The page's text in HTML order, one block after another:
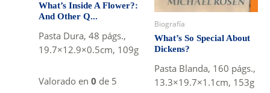
What’s Inside A Flower?:
And Other Q...
Pasta Dura, 48 págs.,
19.7×12.9×0.5cm, 109g
Valorado en 0 de 5
Biografía
What’s So Special About
Dickens?
Pasta Blanda, 160 págs.,
13.3×19.7×1.1cm, 153g